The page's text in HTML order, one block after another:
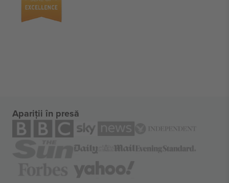
Apariții în presă